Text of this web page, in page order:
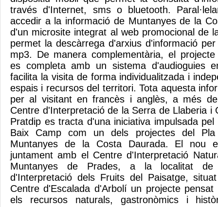
través d'Internet, sms o bluetooth.
accedir a la informació de Muntanyes de la
d'un microsite integrat al web promocional de
permet la descàrrega d'arxius d'informació
mp3. De manera complementària, el
es completa amb un sistema d'audioguies
facilita la visita de forma individualitzada i
espais i recursos del territori. Tota aquesta
per al visitant en francès i anglès, a més
Centre d'Interpretació de la Serra de Llaberia i
Pratdip es tracta d'una iniciativa impulsada
Baix Camp com un dels projectes del
Muntanyes de la Costa Daurada. El nou
juntament amb el Centre d'Interpretació
Muntanyes de Prades, a la localitat
d'Interpretació dels Fruits del Paisatge,
Centre d'Escalada d'Arbolí un projecte
els recursos naturals, gastronòmics i